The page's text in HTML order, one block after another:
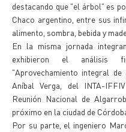
destacando que "el árbol" es
Chaco argentino, entre sus
alimento, sombra, bebida y
En la misma jornada
exhibieron el análisis
"Aprovechamiento integral
Aníbal Verga, del INTA-
Reunión Nacional de
próximo en la ciudad de
Por su parte, el ingeniero